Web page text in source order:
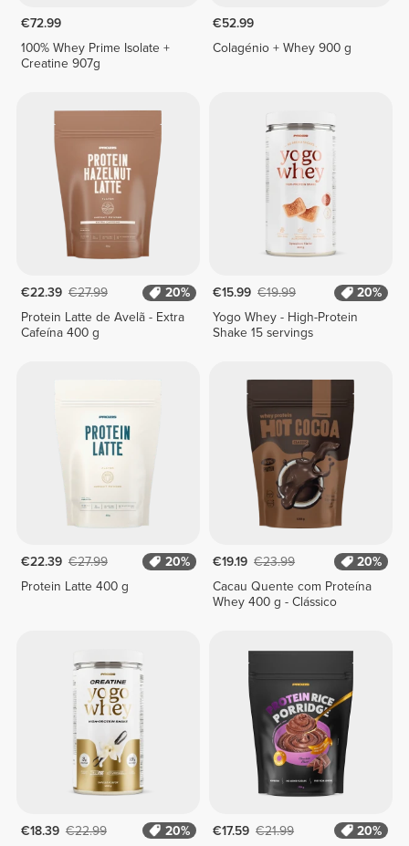
€72.99
100% Whey Prime Isolate +
Creatine 907g
€52.99
Colagénio + Whey 900 g
€22.39 €27.99
20%
Protein Latte de Avelã - Extra
Cafeína 400 g
€15.99 €19.99
20%
Yogo Whey - High-Protein
Shake 15 servings
€22.39 €27.99
20%
Protein Latte 400 g
€19.19 €23.99
20%
Cacau Quente com Proteína
Whey 400 g - Clássico
€18.39 €22.99
20%
€17.59 €21.99
20%